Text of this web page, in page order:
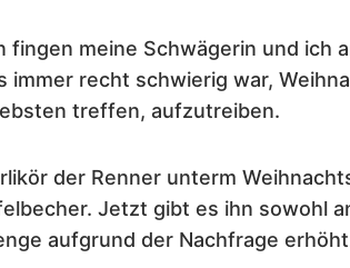
fingen meine Schwägerin und ich
immer recht schwierig war,
treffen, aufzutreiben.
der Renner unterm
Jetzt gibt es ihn sowohl
aufgrund der Nachfrage